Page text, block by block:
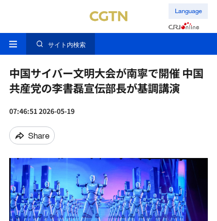
Language
サイト内検索
中国サイバー文明大会が南寧で開催 中国
共産党の李書磊宣伝部長が基調講演
07:46:51 2026-05-19
Share